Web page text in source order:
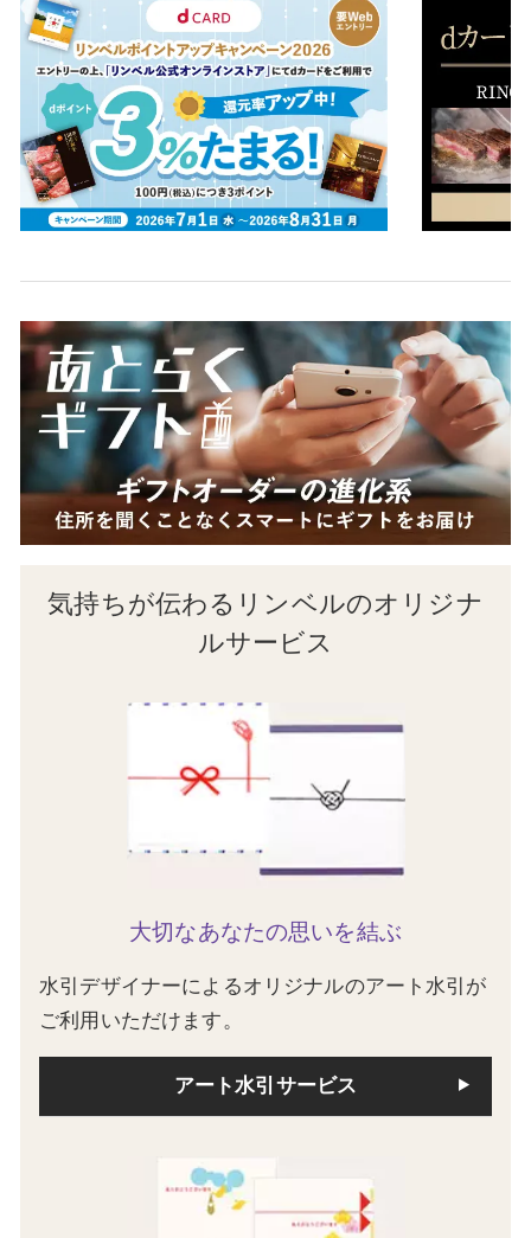
気持ちが伝わるリンベルのオリジナ
ルサービス
大切なあなたの思いを結ぶ
水引デザイナーによるオリジナルのアート水引が
ご利用いただけます。
アート水引サービス